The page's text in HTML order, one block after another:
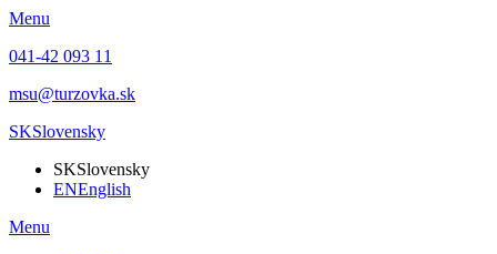
Menu
041-42 093 11
msu@turzovka.sk
SKSlovensky
SKSlovensky
ENEnglish
Menu